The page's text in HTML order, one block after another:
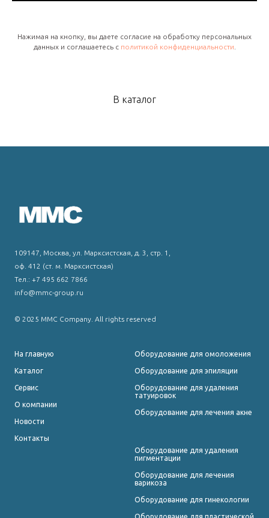
Нажимая на кнопку, вы даете согласие на обработку персональных
данных и соглашаетесь c политикой конфиденциальности
В каталог
109147, Москва, ул. Марксистская, д. 3, стр. 1,
оф. 412 (ст. м. Марксистская)
Тел.: +7 495 662 7866
info@mmc-group.ru
© 2025 MMC Company. All rights reserved
На главную
Каталог
Сервис
О компании
Новости
Контакты
Оборудование для омоложения
Оборудование для эпиляции
Оборудование для удаления
татуировок
Оборудование для лечения акне
Оборудование для удаления
пигментации
Оборудование для лечения
варикоза
Оборудование для гинекологии